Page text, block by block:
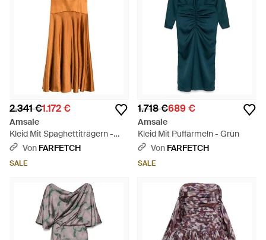
2.341 €1.172 €
Amsale
Kleid Mit Spaghettiträgern -
Orange
Von FARFETCH
SALE
1.718 €689 €
Amsale
Kleid Mit Puffärmeln - Grün
Von FARFETCH
SALE